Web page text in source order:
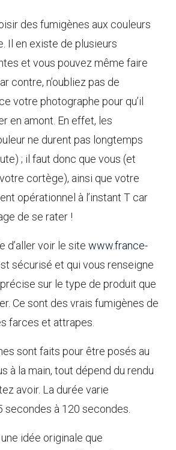
des fumigènes aux couleurs
Il en existe de plusieurs
et vous pouvez même faire
contre, n’oubliez pas de
votre photographe pour qu’il
en amont. En effet, les
ne durent pas longtemps
; il faut donc que vous (et
cortège), ainsi que votre
opérationnel à l’instant T car
de se rater !
d’aller voir le site www.france-
sécurisé et qui vous renseigne
sur le type de produit que
Ce sont des vrais fumigènes de
farces et attrapes.
sont faits pour être posés au
à la main, tout dépend du rendu
avoir. La durée varie
secondes à 120 secondes.
idée originale que